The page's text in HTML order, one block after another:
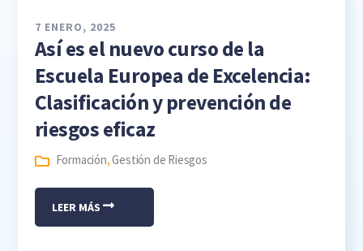
7 ENERO, 2025
Así es el nuevo curso de la
Escuela Europea de Excelencia:
Clasificación y prevención de
riesgos eficaz
Formación,Gestión de Riesgos
LEER MÁS